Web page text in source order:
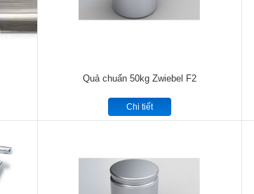
Quả chuẩn 50kg Zwiebel F2
Chi tiết